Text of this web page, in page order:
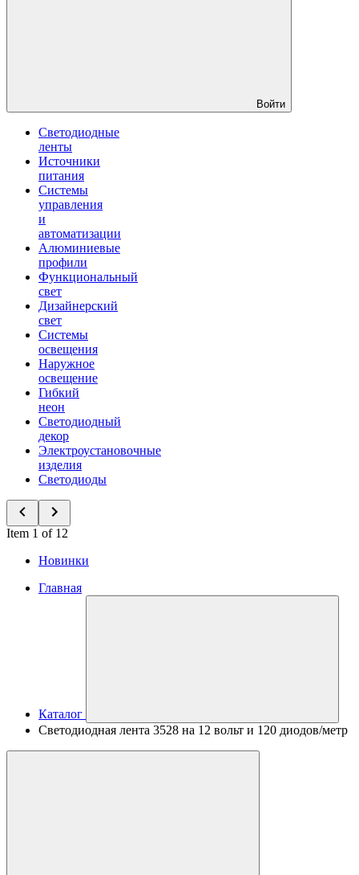
Войти
Светодиодные
ленты
Источники
питания
Системы
управления
и
автоматизации
Алюминиевые
профили
Функциональный
свет
Дизайнерский
свет
Системы
освещения
Наружное
освещение
Гибкий
неон
Светодиодный
декор
Электроустановочные
изделия
Светодиоды
Item 1 of 12
Новинки
Главная
Каталог
Светодиодная лента 3528 на 12 вольт и 120 диодов/метр